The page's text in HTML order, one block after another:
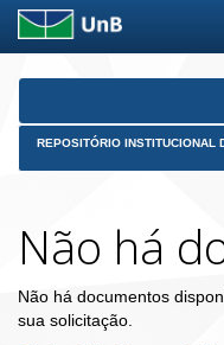
Skip
REPOSITÓRIO INSTITUCIONAL
Não há
Não há documentos
sua solicitação.